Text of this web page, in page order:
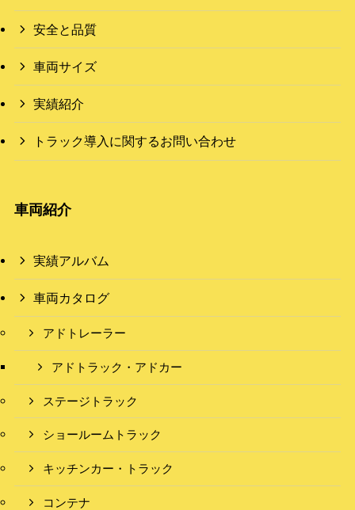
安全と品質
車両サイズ
実績紹介
トラック導入に関するお問い合わせ
車両紹介
実績アルバム
車両カタログ
アドトレーラー
アドトラック・アドカー
ステージトラック
ショールームトラック
キッチンカー・トラック
コンテナ